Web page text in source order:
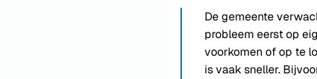
De gemeente
probleem eerst op
voorkomen of op te
is vaak sneller.